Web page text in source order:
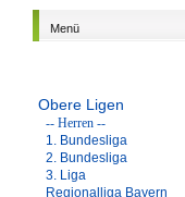
Menü
Obere Ligen
-- Herren --
1. Bundesliga
2. Bundesliga
3. Liga
Regionalliga Bayern